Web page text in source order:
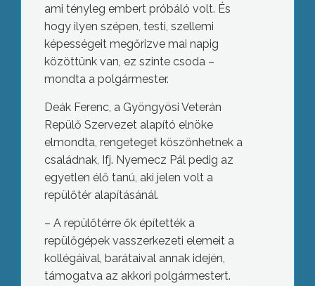
ami tényleg embert próbáló volt. És
hogy ilyen szépen, testi, szellemi
képességeit megőrizve mai napig
közöttünk van, ez szinte csoda –
mondta a polgármester.
Deák Ferenc, a Gyöngyösi Veterán
Repülő Szervezet alapító elnöke
elmondta, rengeteget köszönhetnek a
családnak, Ifj. Nyemecz Pál pedig az
egyetlen élő tanú, aki jelen volt a
repülőtér alapításánál.
– A repülőtérre ők építették a
repülőgépek vasszerkezeti elemeit a
kollégáival, barátaival annak idején,
támogatva az akkori polgármestert.